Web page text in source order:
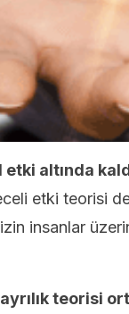
etki altında
etki teorisi de
insanlar
teorisi